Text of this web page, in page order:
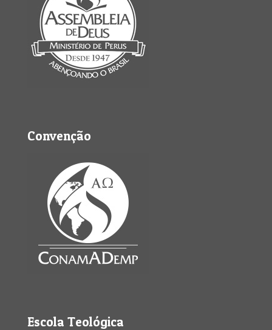
Convenção
Escola Teológica